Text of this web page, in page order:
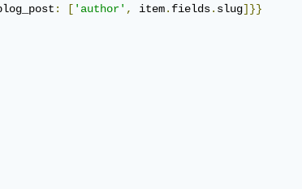
: [ 'author' , item. fields. slug]}}